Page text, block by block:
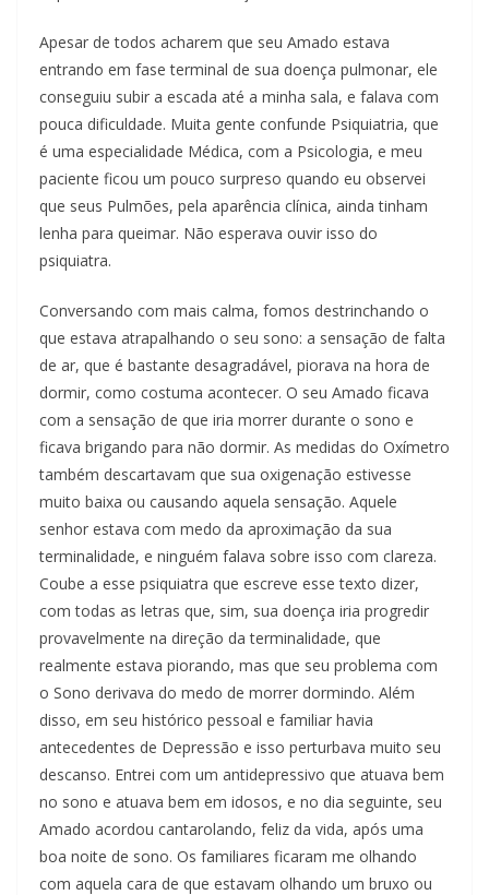
Apesar de todos acharem que seu Amado estava
entrando em fase terminal de sua doença pulmonar, ele
conseguiu subir a escada até a minha sala, e falava com
pouca dificuldade. Muita gente confunde Psiquiatria, que
é uma especialidade Médica, com a Psicologia, e meu
paciente ficou um pouco surpreso quando eu observei
que seus Pulmões, pela aparência clínica, ainda tinham
lenha para queimar. Não esperava ouvir isso do
psiquiatra.
Conversando com mais calma, fomos destrinchando o
que estava atrapalhando o seu sono: a sensação de falta
de ar, que é bastante desagradável, piorava na hora de
dormir, como costuma acontecer. O seu Amado ficava
com a sensação de que iria morrer durante o sono e
ficava brigando para não dormir. As medidas do Oxímetro
também descartavam que sua oxigenação estivesse
muito baixa ou causando aquela sensação. Aquele
senhor estava com medo da aproximação da sua
terminalidade, e ninguém falava sobre isso com clareza.
Coube a esse psiquiatra que escreve esse texto dizer,
com todas as letras que, sim, sua doença iria progredir
provavelmente na direção da terminalidade, que
realmente estava piorando, mas que seu problema com
o Sono derivava do medo de morrer dormindo. Além
disso, em seu histórico pessoal e familiar havia
antecedentes de Depressão e isso perturbava muito seu
descanso. Entrei com um antidepressivo que atuava bem
no sono e atuava bem em idosos, e no dia seguinte, seu
Amado acordou cantarolando, feliz da vida, após uma
boa noite de sono. Os familiares ficaram me olhando
com aquela cara de que estavam olhando um bruxo ou